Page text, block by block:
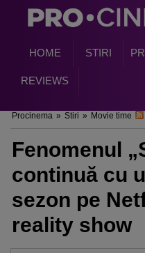
HOME STIRI
REVIEWS
Procinema » Stiri » Movie time
Fenomenul
continuă cu
sezon pe
reality show